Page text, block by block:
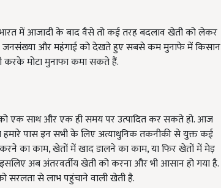
में आजादी के बाद वैसे तो कई तरह बदलाव खेती को लेकर
जनसंख्या और महंगाई को देखते हुए सबसे कम मुनाफे में किसान
मोटा मुनाफा कमा सकते हैं.
एक साथ और एक ही समय पर उत्पादित कर सकते हो. आज
पास इन सभी के लिए अत्याधुनिक तकनीकी से युक्त कई
का काम, खेतों में खाद डालने का काम, या फिर खेतों में मेड़
अब अंतरवर्तीय खेती को करना और भी आसान हो गया है.
से लाभ पहुंचाने वाली खेती है.